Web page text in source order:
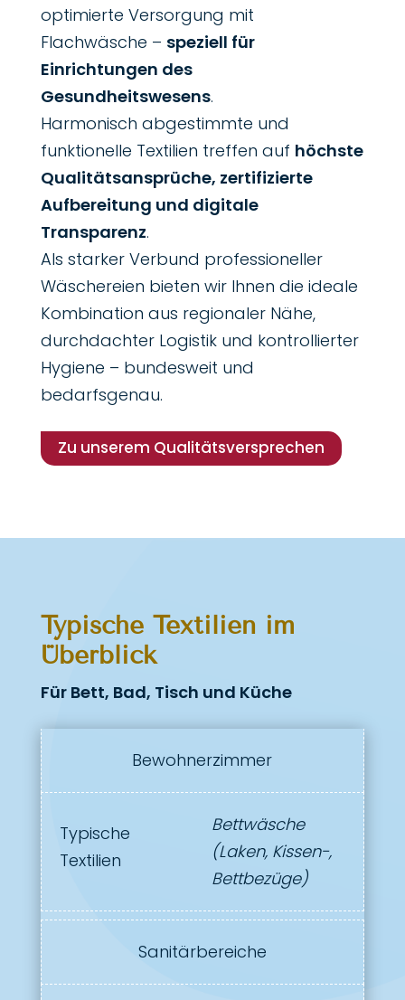
optimierte Versorgung mit
Flachwäsche – speziell für
Einrichtungen des
Gesundheitswesens.
Harmonisch abgestimmte und
funktionelle Textilien treffen auf höchste
Qualitätsansprüche, zertifizierte
Aufbereitung und digitale
Transparenz.
Als starker Verbund professioneller
Wäschereien bieten wir Ihnen die ideale
Kombination aus regionaler Nähe,
durchdachter Logistik und kontrollierter
Hygiene – bundesweit und
bedarfsgenau.
Zu unserem Qualitätsversprechen
Typische Textilien im
Überblick
Für Bett, Bad, Tisch und Küche
Bewohnerzimmer
Typische
Textilien
Bettwäsche
(Laken, Kissen-,
Bettbezüge)
Sanitärbereiche